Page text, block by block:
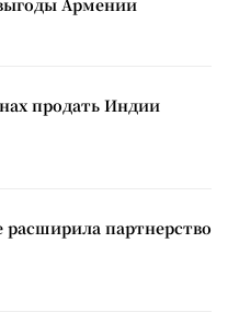
продать Индии
расширила партнерство